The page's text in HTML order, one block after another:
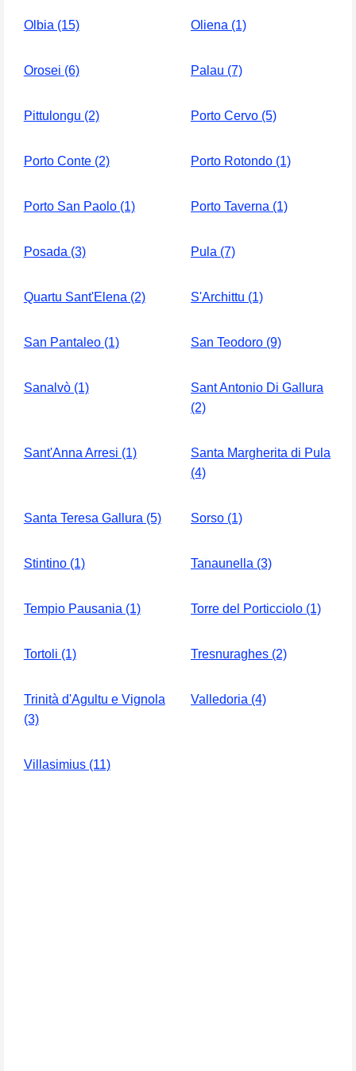
Olbia (15) Oliena (1)
Orosei (6) Palau (7)
Pittulongu (2) Porto Cervo (5)
Porto Conte (2) Porto Rotondo (1)
Porto San Paolo (1) Porto Taverna (1)
Posada (3) Pula (7)
Quartu Sant'Elena (2) S'Archittu (1)
San Pantaleo (1) San Teodoro (9)
Sanalvò (1)
Sant Antonio Di Gallura
(2)
Sant'Anna Arresi (1)
Santa Margherita di Pula
(4)
Santa Teresa Gallura (5) Sorso (1)
Stintino (1) Tanaunella (3)
Tempio Pausania (1) Torre del Porticciolo (1)
Tortoli (1) Tresnuraghes (2)
Trinità d'Agultu e Vignola
(3)
Valledoria (4)
Villasimius (11)